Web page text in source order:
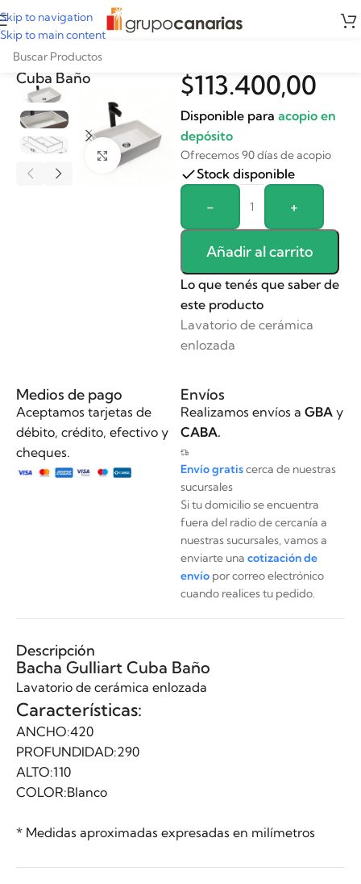
Skip to navigation
Skip to main content
Bacha Gulliart
Cuba Baño
Clickee para agrandar
$113.400,00
Disponible para acopio en
depósito
Ofrecemos 90 días de acopio
Stock disponible
- +
Añadir al carrito
Alternative:
Lo que tenés que saber de
este producto
Lavatorio de cerámica
enlozada
Medios de pago
Aceptamos tarjetas de
débito, crédito, efectivo y
cheques.
Envíos
Realizamos envíos a GBAy
CABA.
Envío gratiscerca de nuestras
sucursales
Si tu domicilio se encuentra
fuera del radio de cercanía a
nuestras sucursales, vamos a
enviarte una cotización de
envíopor correo electrónico
cuando realices tu pedido.
Descripción
Bacha Gulliart Cuba Baño
Lavatorio de cerámica enlozada
Características:
ANCHO:420
PROFUNDIDAD:290
ALTO:110
COLOR:Blanco
* Medidas aproximadas expresadas en milímetros